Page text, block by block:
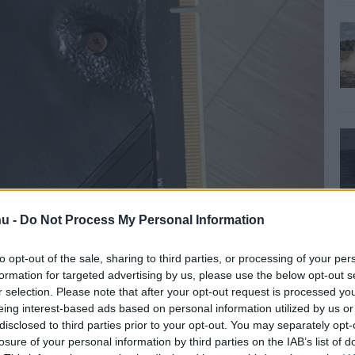
- Do Not Process My Personal Information
opt-out of the sale, sharing to third parties, or processing of your
for targeted advertising by us, please use the below opt-out
selection. Please note that after your opt-out request is processed
interest-based ads based on personal information utilized by us
to third parties prior to your opt-out. You may separately
of your personal information by third parties on the IAB’s list of
hibátlanul működött, jellemzően PUBG alatt sem
túlhajtás sem. A PC egy nap azonban minden
végül pedig kigyulladt a GPU környékén. A
közvetlenül a PCIe csatlakozó feletti csavar
a tápcsatlakozó felé. Bár a kártya tápellátása és a 8